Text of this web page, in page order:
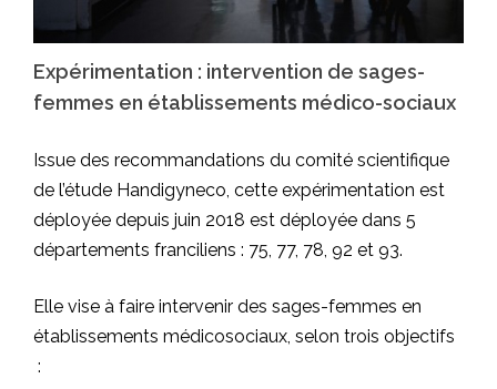
Expérimentation : intervention de sages-
femmes en établissements médico-sociaux
Issue des recommandations du comité scientifique
de l’étude Handigyneco, cette expérimentation est
déployée depuis juin 2018 est déployée dans 5
départements franciliens : 75, 77, 78, 92 et 93.
Elle vise à faire intervenir des sages-femmes en
établissements médicosociaux, selon trois objectifs
: